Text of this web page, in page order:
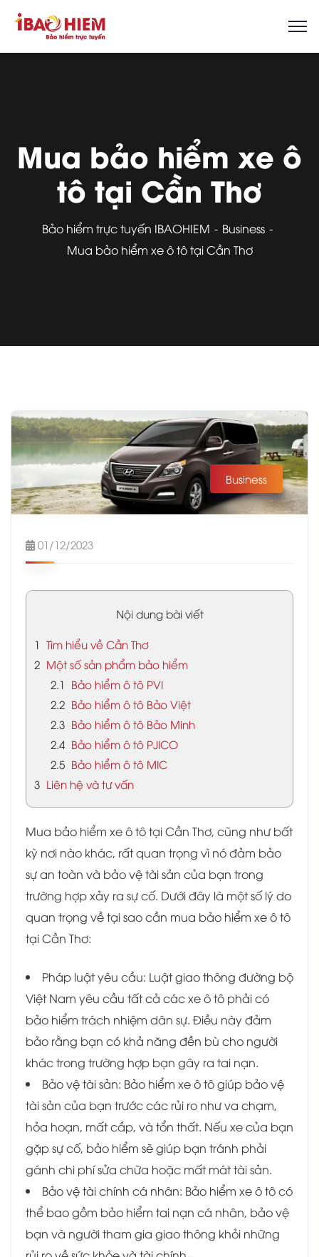
Mua bảo hiểm xe ô
tô tại Cần Thơ
Bảo hiểm trực tuyến IBAOHIEM
Business
Mua bảo hiểm xe ô tô tại Cần Thơ
Business
01/12/2023
Nội dung bài viết
1 Tìm hiểu về Cần Thơ
2 Một số sản phẩm bảo hiểm
2.1
Bảo hiểm ô tô PVI
2.2 Bảo hiểm ô tô Bảo Việt
2.3 Bảo hiểm ô tô Bảo Minh
2.4 Bảo hiểm ô tô PJICO
2.5 Bảo hiểm ô tô MIC
3 Liên hệ và tư vấn
Mua bảo hiểm xe ô tô tại Cần Thơ, cũng như bất
kỳ nơi nào khác, rất quan trọng vì nó đảm bảo
sự an toàn và bảo vệ tài sản của bạn trong
trường hợp xảy ra sự cố. Dưới đây là một số lý do
quan trọng về tại sao cần mua bảo hiểm xe ô tô
tại Cần Thơ:
Pháp luật yêu cầu: Luật giao thông đường bộ
Việt Nam yêu cầu tất cả các xe ô tô phải có
bảo hiểm trách nhiệm dân sự. Điều này đảm
bảo rằng bạn có khả năng đền bù cho người
khác trong trường hợp bạn gây ra tai nạn.
Bảo vệ tài sản: Bảo hiểm xe ô tô giúp bảo vệ
tài sản của bạn trước các rủi ro như va chạm,
hỏa hoạn, mất cắp, và tổn thất. Nếu xe của bạn
gặp sự cố, bảo hiểm sẽ giúp bạn tránh phải
gánh chi phí sửa chữa hoặc mất mát tài sản.
Bảo vệ tài chính cá nhân: Bảo hiểm xe ô tô có
thể bao gồm bảo hiểm tai nạn cá nhân, bảo vệ
bạn và người tham gia giao thông khỏi những